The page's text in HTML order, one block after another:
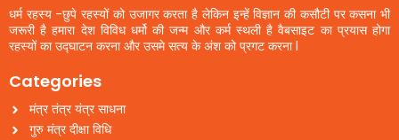
धर्म रहस्य -छुपे रहस्यों को उजागर करता है लेकिन इन्हें विज्ञान की कसौटी पर कसना भी
जरूरी है हमारा देश विविध धर्मो की जन्म और कर्म स्थली है वैबसाइट का प्रयास होगा
रहस्यों का उद्घाटन करना और उसमे सत्य के अंश को प्रगट करना l
Categories
मंत्र तंत्र यंत्र साधना
गुरु मंत्र दीक्षा विधि